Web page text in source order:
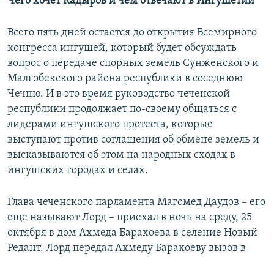
Всего пять дней остается до открытия Всемирного
конгресса ингушей, который будет обсуждать
вопрос о передаче спорных земель Сунженского и
Малгобекского района республики в соседнюю
Чечню. И в это время руководство чеченской
республики продолжает по-своему общаться с
лидерами ингушского протеста, которые
выступают против соглашения об обмене земель и
высказываются об этом на народных сходах в
ингушских городах и селах.
Глава чеченского парламента Магомед Даудов – его
еще называют Лорд – приехал в ночь на среду, 25
октября в дом Ахмеда Барахоева в селение Новый
Редант. Лорд передал Ахмеду Барахоеву вызов в